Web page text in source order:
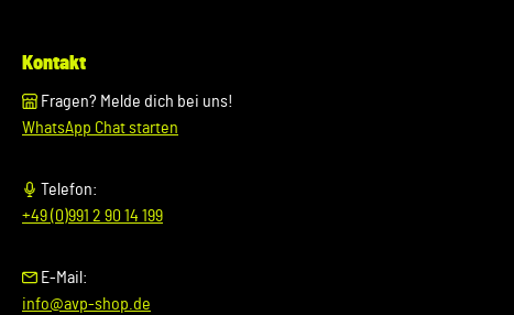
Kontakt
Fragen? Melde dich bei uns!
WhatsApp Chat starten
Telefon:
+49 (0)991 2 90 14 199
E-Mail:
info@avp-shop.de